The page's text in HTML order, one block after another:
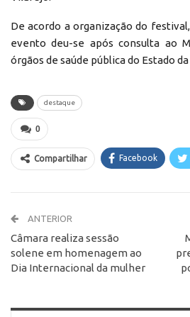
De acordo a organização do
evento deu-se após consulta ao
órgãos de saúde pública do Estado
destaque
0
Compartilhar Facebook
ANTERIOR
Câmara realiza sessão
solene em homenagem ao
Dia Internacional da mulher